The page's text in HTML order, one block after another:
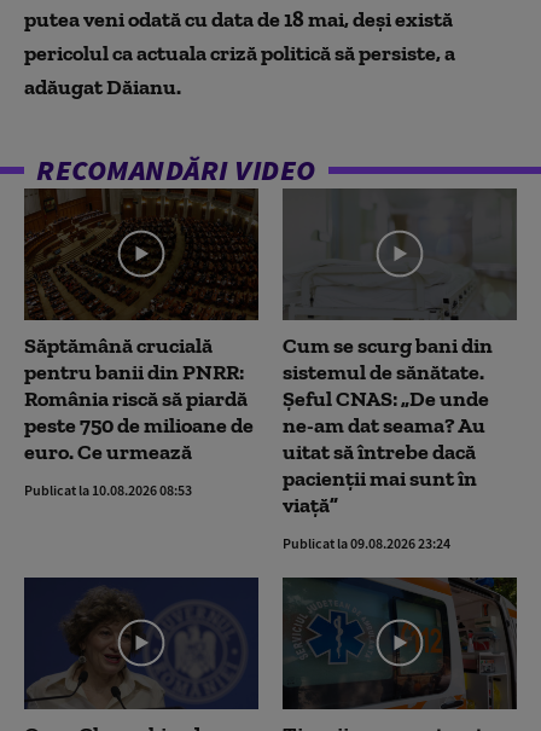
putea veni odată cu data de 18 mai, deși există
pericolul ca actuala criză politică să persiste, a
adăugat Dăianu.
RECOMANDĂRI VIDEO
Săptămână crucială
pentru banii din PNRR:
România riscă să piardă
peste 750 de milioane de
euro. Ce urmează
Publicat la 10.08.2026 08:53
Cum se scurg bani din
sistemul de sănătate.
Șeful CNAS: „De unde
ne-am dat seama? Au
uitat să întrebe dacă
pacienții mai sunt în
viață”
Publicat la 09.08.2026 23:24